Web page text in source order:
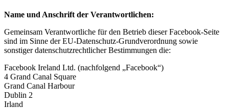
Name und Anschrift der Verantwortlichen:
Gemeinsam Verantwortliche für den Betrieb dieser Facebook-Seite
sind im Sinne der EU-Datenschutz-Grundverordnung sowie
sonstiger datenschutzrechtlicher Bestimmungen die:
Facebook Ireland Ltd. (nachfolgend „Facebook“)
4 Grand Canal Square
Grand Canal Harbour
Dublin 2
Irland